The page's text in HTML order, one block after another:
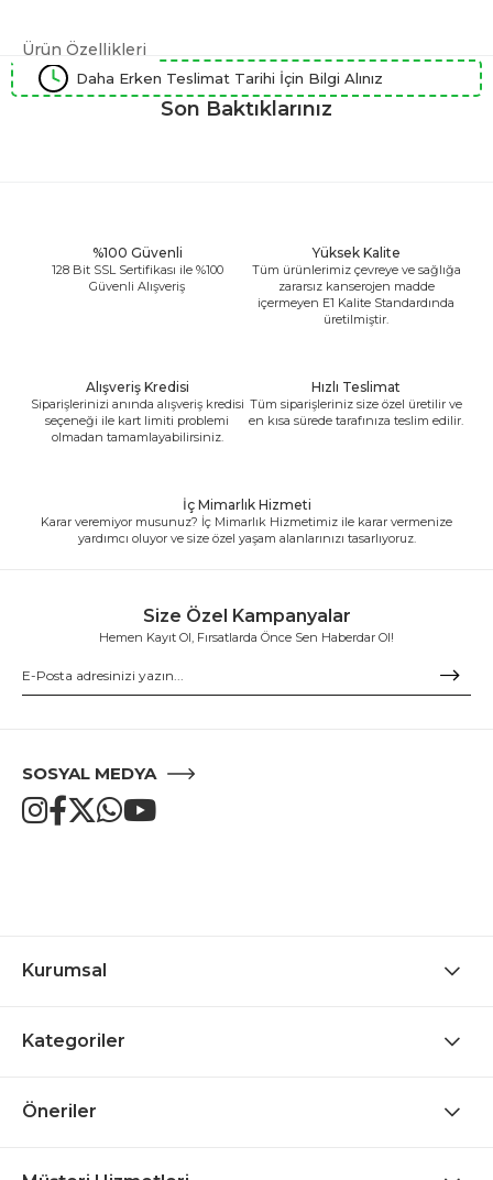
Ürün Özellikleri
Daha Erken Teslimat Tarihi İçin Bilgi Alınız
Son Baktıklarınız
%100 Güvenli
128 Bit SSL Sertifikası ile %100
Güvenli Alışveriş
Yüksek Kalite
Tüm ürünlerimiz çevreye ve sağlığa
zararsız kanserojen madde
içermeyen E1 Kalite Standardında
üretilmiştir.
Alışveriş Kredisi
Siparişlerinizi anında alışveriş kredisi
seçeneği ile kart limiti problemi
olmadan tamamlayabilirsiniz.
Hızlı Teslimat
Tüm siparişleriniz size özel üretilir ve
en kısa sürede tarafınıza teslim edilir.
İç Mimarlık Hizmeti
Karar veremiyor musunuz? İç Mimarlık Hizmetimiz ile karar vermenize
yardımcı oluyor ve size özel yaşam alanlarınızı tasarlıyoruz.
Size Özel Kampanyalar
Hemen Kayıt Ol, Fırsatlarda Önce Sen Haberdar Ol!
SOSYAL MEDYA
Kurumsal
Kategoriler
Öneriler